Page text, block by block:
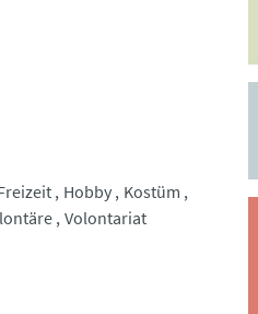
Hobby
Kostüm
Volontariat